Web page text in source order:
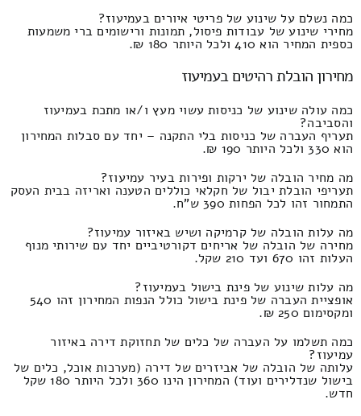
כמה נשלם על שינוע של פריטי איורים בעמיעוז?
מחירי שינוע של עבודות פיסול, תמונות ורישומים ברי משמעות
כספית המחיר הוא 410 ולכל היותר 180 ₪.
מחירון הובלת רהיטים בעמיעוז
כמה עולה שינוע של כניסות עשוי מעץ ו/או מתכת בעמיעוז
והסביבה?
תעריף העברה של כניסות בלי התקנה – יחד עם סבלות המחירון
הוא 330 ולכל היותר 190 ₪.
מה מחיר הובלה של ירקות ופירות בעיר עמיעוז?
תעריפי הובלת יבול של חקלאי כוללים הטענה ואריזה בבית העסק
התמחור זהו לכל הפחות 390 ש"ח.
מה עלות הובלה של קרמיקה ושיש באיזור עמיעוז?
מחירה של הובלה של אריחים דקורטיביים יחד עם שירותי מנוף
העלות זהו 670 ועד 210 שקל.
מה עלות שינוע של פינת בישול בעמיעוז?
אופציית העברה של פינת בישול כולל הנפות המחירון זהו 540
ומקסימום 250 ₪.
כמה תשלמו על העברה של כלים של תחזוקת דירה באיזור
עמיעוז?
עלותה של הובלה של אביזרים של דירה (מערכות אוכל, כלים של
בישול שנדלירים ועוד) המחירון הינו 360 ולכל היותר 180 שקל
חדש.